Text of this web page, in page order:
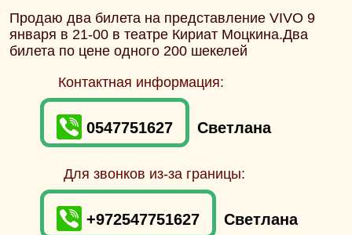
Продаю два билета на представление VIVO 9
января в 21-00 в театре Кириат Моцкина.Два
билета по цене одного 200 шекелей
Контактная информация:
0547751627 Светлана
Для звонков из-за границы:
+972547751627 Светлана